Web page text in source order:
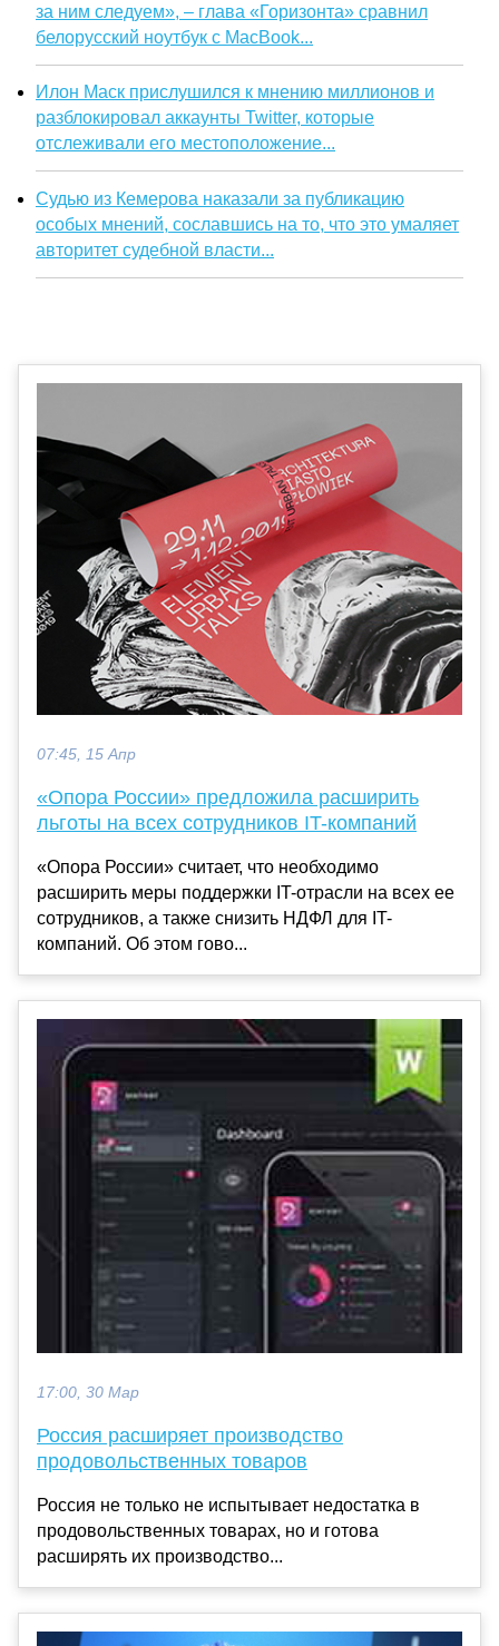
за ним следуем», – глава «Горизонта» сравнил
белорусский ноутбук с MacBook...
Илон Маск прислушился к мнению миллионов и
разблокировал аккаунты Twitter, которые
отслеживали его местоположение...
Судью из Кемерова наказали за публикацию
особых мнений, сославшись на то, что это умаляет
авторитет судебной власти...
07:45, 15 Апр
«Опора России» предложила расширить
льготы на всех сотрудников IT-компаний
«Опора России» считает, что необходимо
расширить меры поддержки IT-отрасли на всех ее
сотрудников, а также снизить НДФЛ для IT-
компаний. Об этом гово...
17:00, 30 Мар
Россия расширяет производство
продовольственных товаров
Россия не только не испытывает недостатка в
продовольственных товарах, но и готова
расширять их производство...